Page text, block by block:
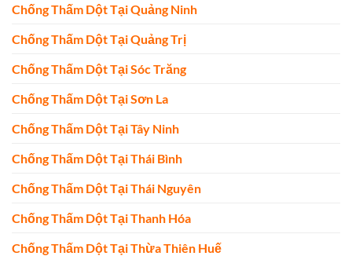
Chống Thấm Dột Tại Quảng Ninh
Chống Thấm Dột Tại Quảng Trị
Chống Thấm Dột Tại Sóc Trăng
Chống Thấm Dột Tại Sơn La
Chống Thấm Dột Tại Tây Ninh
Chống Thấm Dột Tại Thái Bình
Chống Thấm Dột Tại Thái Nguyên
Chống Thấm Dột Tại Thanh Hóa
Chống Thấm Dột Tại Thừa Thiên Huế